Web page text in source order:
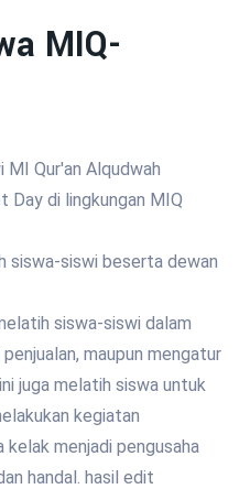
MIQ-
MI Qur'an Alqudwah
Day di lingkungan MIQ
siswa-siswi beserta dewan
siswa-siswi dalam
maupun mengatur
juga melatih siswa untuk
kegiatan
menjadi pengusaha
handal. hasil edit